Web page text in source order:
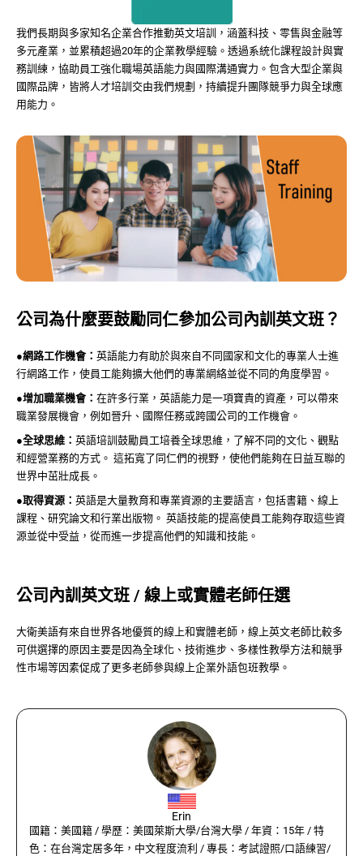
我們長期與多家知名企業合作推動英文培訓，涵蓋科技、零售與金融等
多元產業，並累積超過20年的企業教學經驗。透過系統化課程設計與實
務訓練，協助員工強化職場英語能力與國際溝通實力。包含大型企業與
國際品牌，皆將人才培訓交由我們規劃，持續提升團隊競爭力與全球應
用能力。
公司為什麼要鼓勵同仁參加公司內訓英文班？
●網路工作機會： 英語能力有助於與來自不同國家和文化的專業人士進
行網路工作，使員工能夠擴大他們的專業網絡並從不同的角度學習。
●增加職業機會： 在許多行業，英語能力是一項寶貴的資產，可以帶來
職業發展機會，例如晉升、國際任務或跨國公司的工作機會。
●全球思維： 英語培訓鼓勵員工培養全球思維，了解不同的文化、觀點
和經營業務的方式。 這拓寬了同仁們的視野，使他們能夠在日益互聯的
世界中茁壯成長。
●取得資源： 英語是大量教育和專業資源的主要語言，包括書籍、線上
課程、研究論文和行業出版物。 英語技能的提高使員工能夠存取這些資
源並從中受益，從而進一步提高他們的知識和技能。
公司內訓英文班 / 線上或實體老師任選
大衛美語有來自世界各地優質的線上和實體老師，線上英文老師比較多
可供選擇的原因主要是因為全球化、技術進步、多樣性教學方法和競爭
性市場等因素促成了更多老師參與線上企業外語包班教學。
Erin
國籍：美國籍 / 學歷：美國萊斯大學/台灣大學 / 年資：15年 / 特
色：在台灣定居多年，中文程度流利 / 專長：考試證照/口語練習/